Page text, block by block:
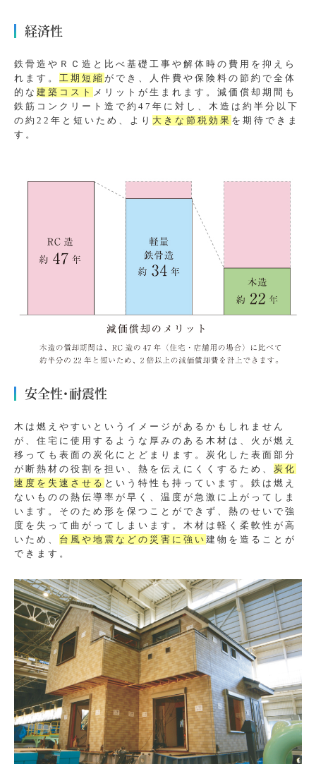
経済性
鉄骨造やＲＣ造と比べ基礎工事や解体時の費用を抑えら
れます。 工期短縮 ができ、人件費や保険料の節約で全体
的な 建築コスト メリットが生まれます。減価償却期間も
鉄筋コンクリート造で約47年に対し、木造は約半分以下
の約22年と短いため、より 大きな節税効果 を期待できま
す。
安全性・耐震性
木は燃えやすいというイメージがあるかもしれません
が、住宅に使用するような厚みのある木材は、火が燃え
移っても表面の炭化にとどまります。炭化した表面部分
が断熱材の役割を担い、熱を伝えにくくするため、 炭化
速度を失速させる という特性も持っています。鉄は燃え
ないものの熱伝導率が早く、温度が急激に上がってしま
います。そのため形を保つことができず、熱のせいで強
度を失って曲がってしまいます。木材は軽く柔軟性が高
いため、 台風や地震などの災害に強い 建物を造ることが
できます。